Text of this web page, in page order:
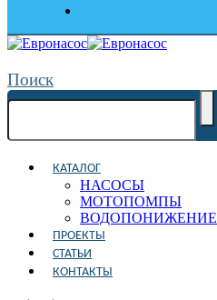
Поиск
КАТАЛОГ
НАСОСЫ
МОТОПОМПЫ
ВОДОПОНИЖЕНИЕ
ПРОЕКТЫ
СТАТЬИ
КОНТАКТЫ